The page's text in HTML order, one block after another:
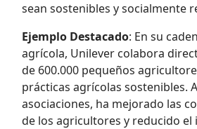
sean sostenibles y socialmente
Ejemplo Destacado: En su
agrícola, Unilever colabora
de 600.000 pequeños
prácticas agrícolas sostenibles.
asociaciones, ha mejorado las
de los agricultores y reducido el